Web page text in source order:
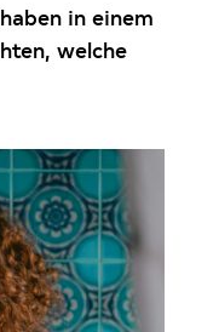
in einem
welche